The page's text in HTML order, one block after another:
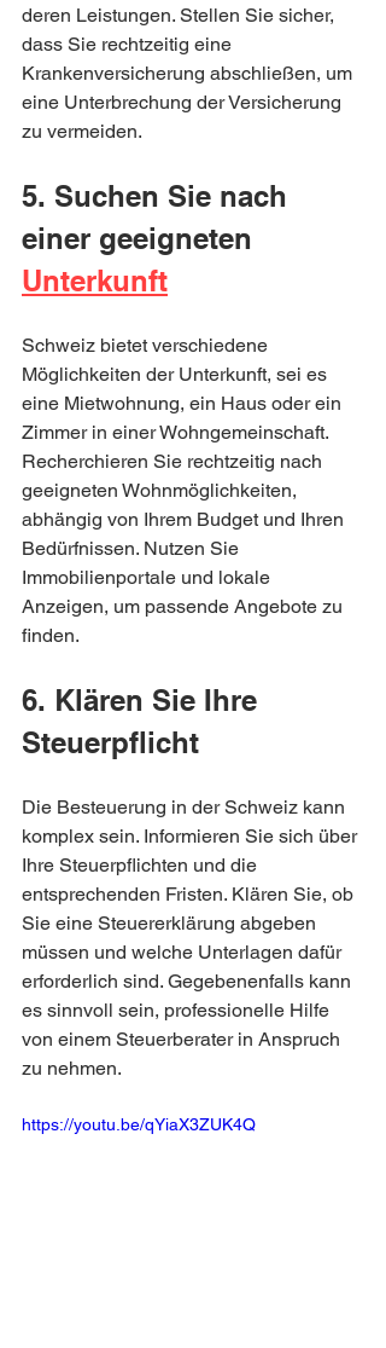
deren Leistungen. Stellen Sie sicher,
dass Sie rechtzeitig eine
Krankenversicherung abschließen, um
eine Unterbrechung der Versicherung
zu vermeiden.
5. Suchen Sie nach
einer geeigneten
Unterkunft
Schweiz bietet verschiedene
Möglichkeiten der Unterkunft, sei es
eine Mietwohnung, ein Haus oder ein
Zimmer in einer Wohngemeinschaft.
Recherchieren Sie rechtzeitig nach
geeigneten Wohnmöglichkeiten,
abhängig von Ihrem Budget und Ihren
Bedürfnissen. Nutzen Sie
Immobilienportale und lokale
Anzeigen, um passende Angebote zu
finden.
6. Klären Sie Ihre
Steuerpflicht
Die Besteuerung in der Schweiz kann
komplex sein. Informieren Sie sich über
Ihre Steuerpflichten und die
entsprechenden Fristen. Klären Sie, ob
Sie eine Steuererklärung abgeben
müssen und welche Unterlagen dafür
erforderlich sind. Gegebenenfalls kann
es sinnvoll sein, professionelle Hilfe
von einem Steuerberater in Anspruch
zu nehmen.
https://youtu.be/qYiaX3ZUK4Q